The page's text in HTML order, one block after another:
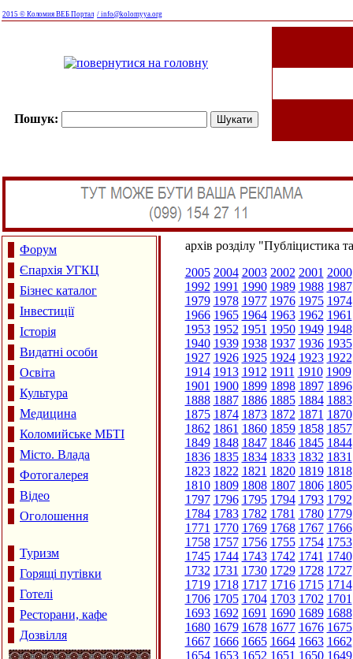
2015 © Коломия ВЕБ Портал / info@kolomyya.org
Пошук:
Форум
Єпархія УГКЦ
Бізнес каталог
Інвестиції
Історія
Видатні особи
Освіта
Культура
Медицина
Коломийське МБТІ
Місто. Влада
Фотогалерея
Відео
Оголошення
Туризм
Горящі путівки
Готелі
Ресторани, кафе
Дозвілля
архів розділу "Публіцистика
2005 2004 2003 2002 2001 2000
1992 1991 1990 1989 1988 1987
1979 1978 1977 1976 1975 1974
1966 1965 1964 1963 1962 1961
1953 1952 1951 1950 1949 1948
1940 1939 1938 1937 1936 1935
1927 1926 1925 1924 1923 1922
1914 1913 1912 1911 1910 1909
1901 1900 1899 1898 1897 1896
1888 1887 1886 1885 1884 1883
1875 1874 1873 1872 1871 1870
1862 1861 1860 1859 1858 1857
1849 1848 1847 1846 1845 1844
1836 1835 1834 1833 1832 1831
1823 1822 1821 1820 1819 1818
1810 1809 1808 1807 1806 1805
1797 1796 1795 1794 1793 1792
1784 1783 1782 1781 1780 1779
1771 1770 1769 1768 1767 1766
1758 1757 1756 1755 1754 1753
1745 1744 1743 1742 1741 1740
1732 1731 1730 1729 1728 1727
1719 1718 1717 1716 1715 1714
1706 1705 1704 1703 1702 1701
1693 1692 1691 1690 1689 1688
1680 1679 1678 1677 1676 1675
1667 1666 1665 1664 1663 1662
1654 1653 1652 1651 1650 1649